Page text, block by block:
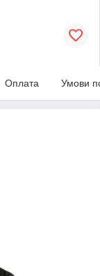
Оплата Умови